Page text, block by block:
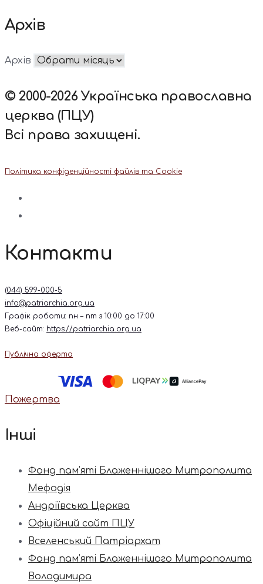
Архів
Архів
© 2000-2026 Українська православна
церква (ПЦУ)
Всі права захищені.
Політика конфіденційності файлів та Cookie
Контакти
(044) 599-000-5
info@patriarchia.org.ua
Графік роботи: пн – пт з 10:00 до 17:00
Веб-сайт: https://patriarchia.org.ua
Публічна оферта
Пожертва
Інші
Фонд пам’яті Блаженнішого Митрополита
Мефодія
Андріївська Церква
Офіційний сайт ПЦУ
Вселенський Патріархат
Фонд пам’яті Блаженнішого Митрополита
Володимира